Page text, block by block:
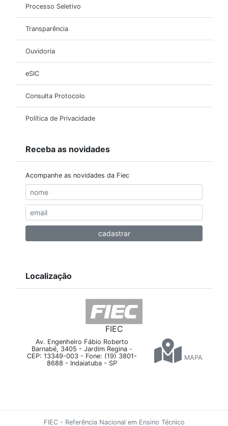
Processo Seletivo
Transparência
Ouvidoria
eSIC
Consulta Protocolo
Política de Privacidade
Receba as novidades
Acompanhe as novidades da Fiec
Localização
FIEC
Av. Engenheiro Fábio Roberto
Barnabé, 3405 - Jardim Regina -
CEP: 13349-003 - Fone: (19) 3801-
8688 - Indaiatuba - SP
MAPA
FIEC - Referência Nacional em Ensino Técnico